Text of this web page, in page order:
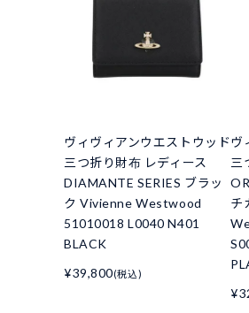
ヴィヴィアンウエストウッド
三つ折り財布 レディース
DIAMANTE SERIES ブラッ
ク Vivienne Westwood
51010018 L0040 N401
BLACK
¥39,800(税込)
ヴ
三
チ